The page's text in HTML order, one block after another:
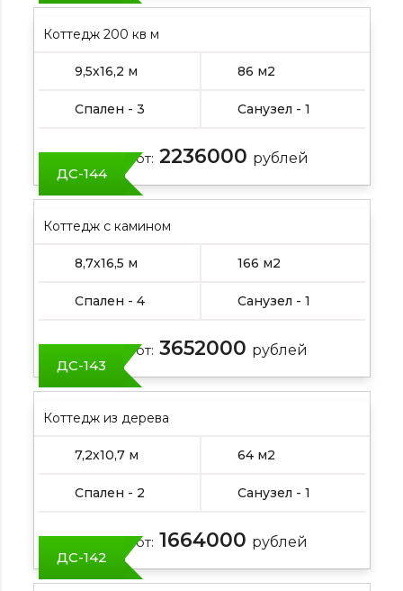
Коттедж 200 кв м
9,5х16,2 м 86 м2
Спален - 3 Санузел - 1
Цена от: 2236000 рублей
ДС-144
Коттедж с камином
8,7х16,5 м 166 м2
Спален - 4 Санузел - 1
Цена от: 3652000 рублей
ДС-143
Коттедж из дерева
7,2х10,7 м 64 м2
Спален - 2 Санузел - 1
Цена от: 1664000 рублей
ДС-142